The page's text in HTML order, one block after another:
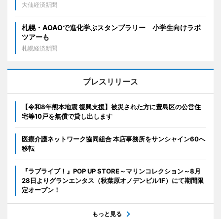
大仙経済新聞
札幌・AOAOで進化学ぶスタンプラリー 小学生向けラボ
ツアーも
札幌経済新聞
プレスリリース
【令和8年熊本地震 復興支援】被災された方に豊島区の公営住
宅等10戸を無償で貸し出します
医療介護ネットワーク協同組合 本店事務所をサンシャイン60へ
移転
『ラブライブ！』POP UP STORE～マリンコレクション～8月
28日よりグランエンタス（秋葉原オノデンビル1F）にて期間限
定オープン！
もっと見る